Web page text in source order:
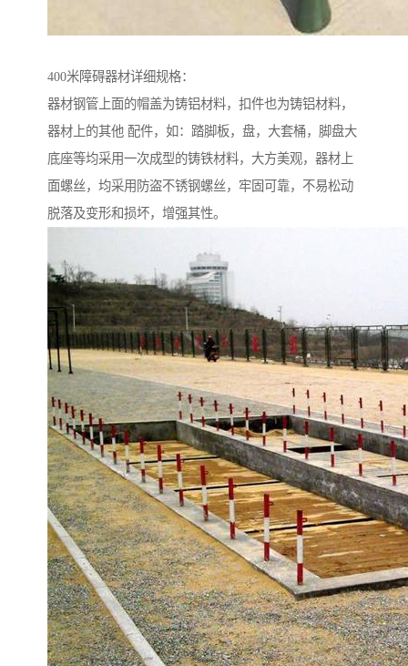
400米障碍器材详细规格：
器材钢管上面的帽盖为铸铝材料，扣件也为铸铝材料，
器材上的其他 配件，如：踏脚板，盘，大套桶，脚盘大
底座等均采用一次成型的铸铁材料，大方美观，器材上
面螺丝，均采用防盗不锈钢螺丝，牢固可靠，不易松动
脱落及变形和损坏，增强其性。